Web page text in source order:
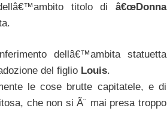
titolo di â€œDonna
dellâ€™ambita statuetta
del figlio Louis.
le cose brutte capitatele, e di
che non si Ã¨ mai presa troppo